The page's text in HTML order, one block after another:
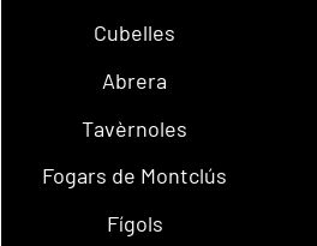
Cubelles
Abrera
Tavèrnoles
Fogars de Montclús
Fígols